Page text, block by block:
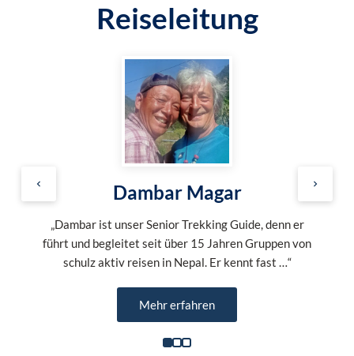
Reiseleitung
Dambar Magar
„Dambar ist unser Senior Trekking Guide, denn er
führt und begleitet seit über 15 Jahren Gruppen von
schulz aktiv reisen in Nepal. Er kennt fast …“
Mehr erfahren